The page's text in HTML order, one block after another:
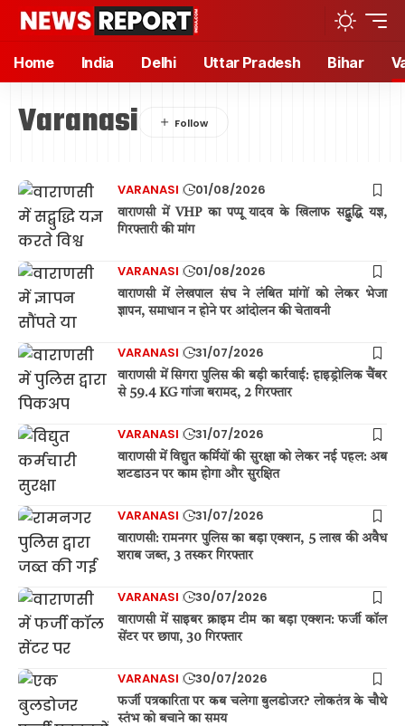
Home India Delhi Uttar Pradesh Bihar
Varanasi
VARANASI 01/08/2026
वाराणसी में VHP का पप्पू यादव के खिलाफ सद्बुद्धि यज्ञ,
गिरफ्तारी की मांग
VARANASI 01/08/2026
वाराणसी में लेखपाल संघ ने लंबित मांगों को लेकर भेजा
ज्ञापन, समाधान न होने पर आंदोलन की चेतावनी
VARANASI 31/07/2026
वाराणसी में सिगरा पुलिस की बड़ी कार्रवाई: हाइड्रोलिक चैंबर
से 59.4 KG गांजा बरामद, 2 गिरफ्तार
VARANASI 31/07/2026
वाराणसी में विद्युत कर्मियों की सुरक्षा को लेकर नई पहल: अब
शटडाउन पर काम होगा और सुरक्षित
VARANASI 31/07/2026
वाराणसी: रामनगर पुलिस का बड़ा एक्शन, 5 लाख की अवैध
शराब जब्त, 3 तस्कर गिरफ्तार
VARANASI 30/07/2026
वाराणसी में साइबर क्राइम टीम का बड़ा एक्शन: फर्जी कॉल
सेंटर पर छापा, 30 गिरफ्तार
VARANASI 30/07/2026
फर्जी पत्रकारिता पर कब चलेगा बुलडोजर? लोकतंत्र के चौथे
स्तंभ को बचाने का समय